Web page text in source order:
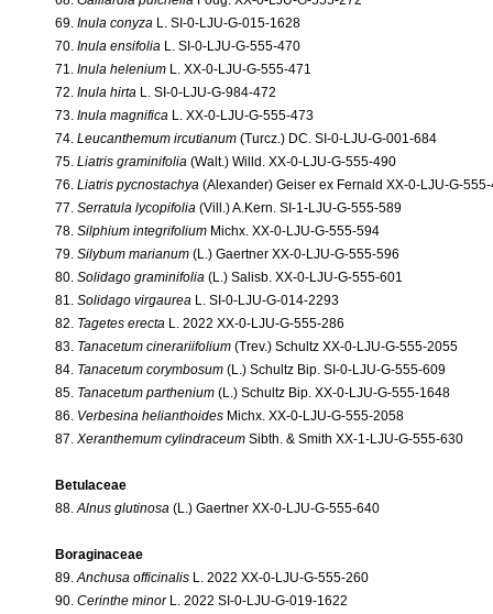
69. Inula conyza L. SI-0-LJU-G-015-1628
70. Inula ensifolia L. SI-0-LJU-G-555-470
71. Inula helenium L. XX-0-LJU-G-555-471
72. Inula hirta L. SI-0-LJU-G-984-472
73. Inula magnifica L. XX-0-LJU-G-555-473
74. Leucanthemum ircutianum (Turcz.) DC. SI-0-LJU-G-001-684
75. Liatris graminifolia (Walt.) Willd. XX-0-LJU-G-555-490
76. Liatris pycnostachya (Alexander) Geiser ex Fernald XX-0-LJU-G-
77. Serratula lycopifolia (Vill.) A.Kern. SI-1-LJU-G-555-589
78. Silphium integrifolium Michx. XX-0-LJU-G-555-594
79. Silybum marianum (L.) Gaertner XX-0-LJU-G-555-596
80. Solidago graminifolia (L.) Salisb. XX-0-LJU-G-555-601
81. Solidago virgaurea L. SI-0-LJU-G-014-2293
82. Tagetes erecta L. 2022 XX-0-LJU-G-555-286
83. Tanacetum cinerariifolium (Trev.) Schultz XX-0-LJU-G-555-2055
84. Tanacetum corymbosum (L.) Schultz Bip. SI-0-LJU-G-555-609
85. Tanacetum parthenium (L.) Schultz Bip. XX-0-LJU-G-555-1648
86. Verbesina helianthoides Michx. XX-0-LJU-G-555-2058
87. Xeranthemum cylindraceum Sibth. & Smith XX-1-LJU-G-555-630
Betulaceae
88. Alnus glutinosa (L.) Gaertner XX-0-LJU-G-555-640
Boraginaceae
89. Anchusa officinalis L. 2022 XX-0-LJU-G-555-260
90. Cerinthe minorL. 2022 SI-0-LJU-G-019-1622